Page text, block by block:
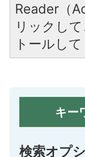
Reader（
リックし
トールして
キー
検索オプ